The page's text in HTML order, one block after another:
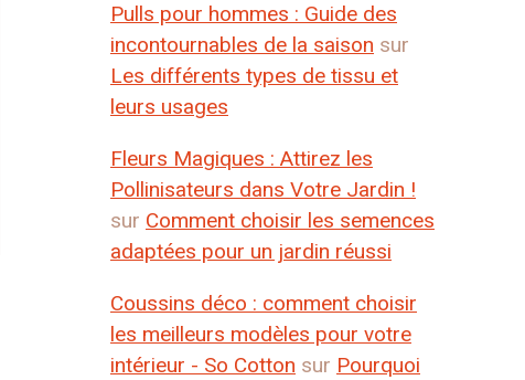
Pulls pour hommes : Guide des
incontournables de la saison sur
Les différents types de tissu et
leurs usages
Fleurs Magiques : Attirez les
Pollinisateurs dans Votre Jardin !
sur Comment choisir les semences
adaptées pour un jardin réussi
Coussins déco : comment choisir
les meilleurs modèles pour votre
intérieur - So Cotton sur Pourquoi